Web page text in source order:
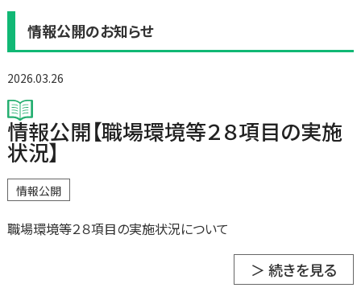
情報公開のお知らせ
2026.03.26
情報公開【職場環境等２８項目の実施
状況】
情報公開
職場環境等２８項目の実施状況について
＞ 続きを見る